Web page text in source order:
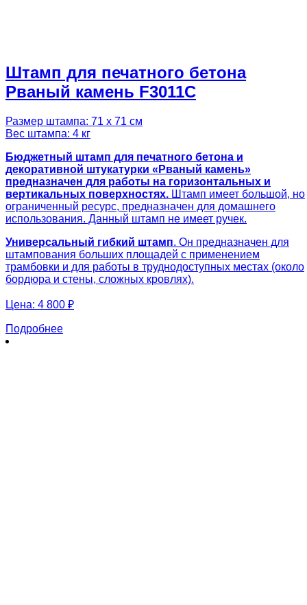
Штамп для печатного бетона
Рваный камень F3011C
Размер штампа: 71 х 71 см
Вес штампа: 4 кг
Бюджетный штамп для печатного бетона и
декоративной штукатурки «Рваный камень»
предназначен для работы на горизонтальных и
вертикальных поверхностях. Штамп имеет большой, но
ограниченный ресурс, предназначен для домашнего
использования. Данный штамп не имеет ручек.
Универсальный гибкий штамп. Он предназначен для
штампования больших площадей с применением
трамбовки и для работы в труднодоступных местах (около
бордюра и стены, сложных кровлях).
Цена: 4 800 ₽
Подробнее